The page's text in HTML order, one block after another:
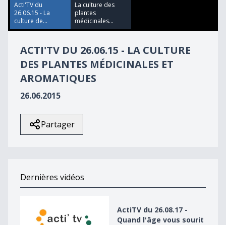
17
seconds
Acti'TV du
26.06.15 - La
culture de...
La culture des
plantes
médicinales...
ACTI'TV DU 26.06.15 - LA CULTURE
DES PLANTES MÉDICINALES ET
AROMATIQUES
26.06.2015
Partager
Dernières vidéos
ActiTV du 26.08.17 -
Quand l'âge vous sourit